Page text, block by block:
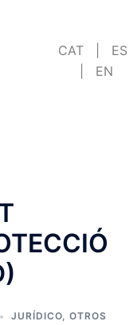
CAT
ES
EN
JURÍDICO, OTROS